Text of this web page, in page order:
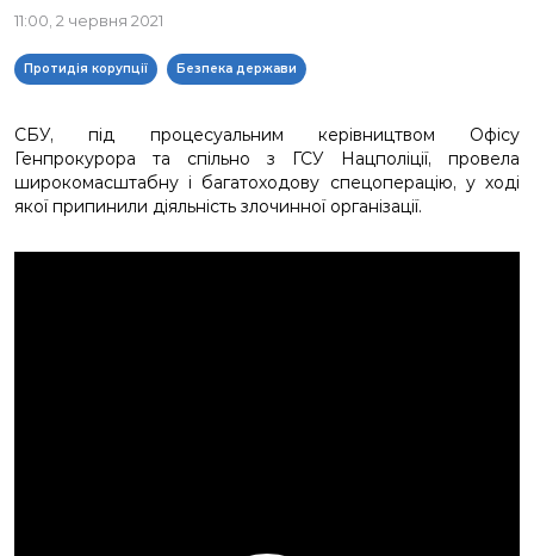
11:00, 2 червня 2021
Протидія корупції Безпека держави
СБУ, під процесуальним керівництвом Офісу
Генпрокурора та спільно з ГСУ Нацполіції, провела
широкомасштабну і багатоходову спецоперацію, у ході
якої припинили діяльність злочинної організації.